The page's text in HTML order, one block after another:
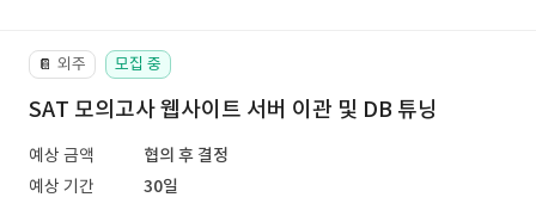
📔 외주 모집 중
SAT 모의고사 웹사이트 서버 이관 및 DB 튜닝
예상 금액
협의 후 결정
예상 기간
30일